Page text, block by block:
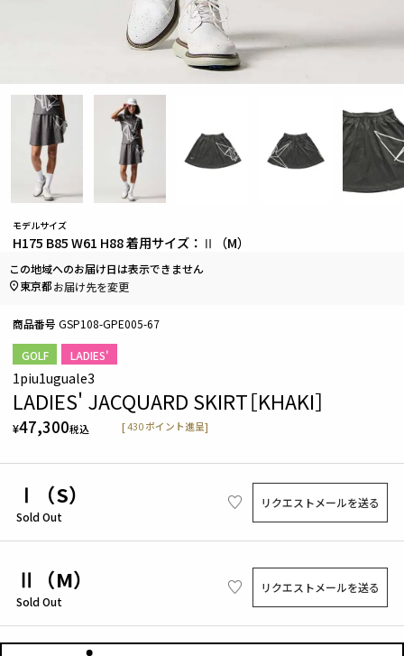
GOLF LADIES'
モデルサイズ
H175 B85 W61 H88 着用サイズ：Ⅱ（M）
1piu1uguale3
LADIES' JACQUARD SKIRT［KHAKI］
¥47,300税込 [430 ポイント進呈]
商品番号 GSP108-GPE005-67
Ⅰ（S）
Sold Out
リクエストメールを送る
Ⅱ（M）
Sold Out
リクエストメールを送る
この地域へのお届け日は表示できません
東京都お届け先を変更